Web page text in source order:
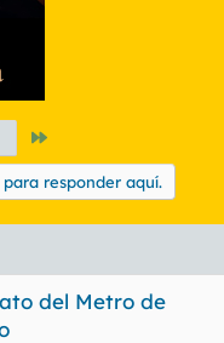
responder aquí.
del Metro de